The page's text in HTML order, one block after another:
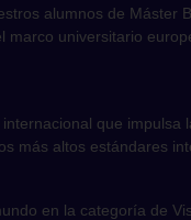
alumnos de Máster
universitario
que impulsa
más altos estándares
en la categoría de